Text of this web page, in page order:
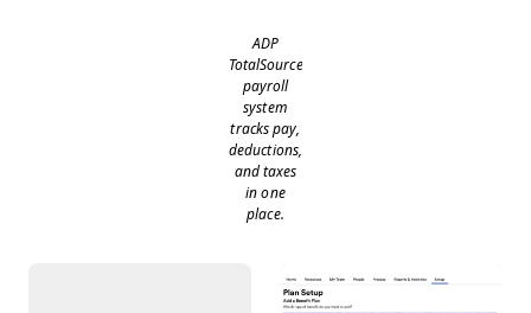
ADP
TotalSource
payroll
system
tracks pay,
deductions,
and taxes
in one
place.